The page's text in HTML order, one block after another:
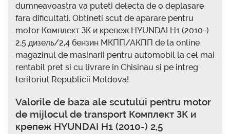
dumneavoastra va puteti delecta de o deplasare
fara dificultati. Obtineti scut de aparare pentru
motor Комплект ЗК и крепеж HYUNDAI H1 (2010-)
2,5 дизель/2,4 бензин МКПП/АКПП de la online
magazinul de masinarii pentru automobil la cel mai
rentabil pret si cu livrare in Chisinau si pe intreg
teritoriul Republicii Moldova!
Valorile de baza ale scutului pentru motor
de mijlocul de transport Комплект ЗК и
крепеж HYUNDAI H1 (2010-) 2,5